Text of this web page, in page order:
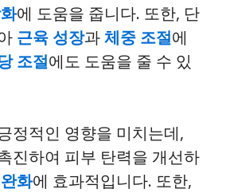
에 도움을 줍니다. 또한, 단
근육 성장과체중 조절에
조절에도 도움을 줄 수 있
정적인 영향을 미치는데,
진하여 피부 탄력을 개선하
화에 효과적입니다. 또한,